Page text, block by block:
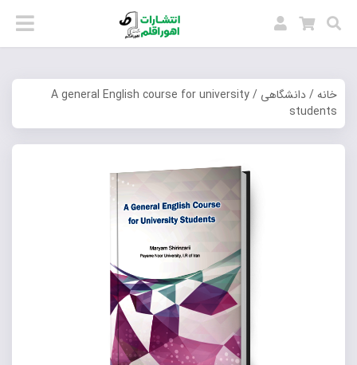
خانه/دانشگاهی
/ A general English course for university
students